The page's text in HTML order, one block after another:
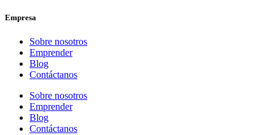
Empresa
Sobre nosotros
Emprender
Blog
Contáctanos
Sobre nosotros
Emprender
Blog
Contáctanos